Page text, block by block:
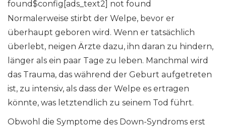
found$config[ads_text2] not found
Normalerweise stirbt der Welpe, bevor er
überhaupt geboren wird. Wenn er tatsächlich
überlebt, neigen Ärzte dazu, ihn daran zu hindern,
länger als ein paar Tage zu leben. Manchmal wird
das Trauma, das während der Geburt aufgetreten
ist, zu intensiv, als dass der Welpe es ertragen
könnte, was letztendlich zu seinem Tod führt.
Obwohl die Symptome des Down-Syndroms erst